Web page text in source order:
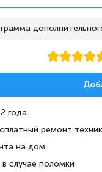
10:00-23:00
года
ремонт
на дом
случае поломки